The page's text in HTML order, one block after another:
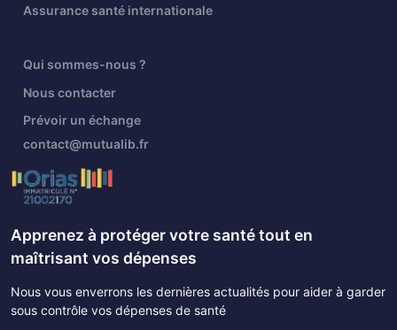
Assurance santé internationale
Qui sommes-nous ?
Nous contacter
Prévoir un échange
contact@mutualib.fr
Apprenez à protéger votre santé tout en
maîtrisant vos dépenses
Nous vous enverrons les dernières actualités pour aider à garder
sous contrôle vos dépenses de santé